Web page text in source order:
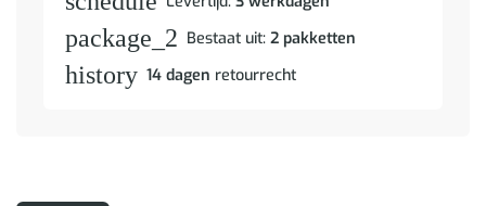
package_2 Bestaat uit: 2 pakketten
history 14 dagen retourrecht